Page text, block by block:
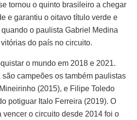
tornou o quinto brasileiro a chegar
e garantiu o oitavo título verde e
o paulista Gabriel Medina
do país no circuito.
o mundo em 2018 e 2021.
campeões os também paulistas
(2015), e Filipe Toledo
potiguar Italo Ferreira (2019). O
vencer o circuito desde 2014 foi o